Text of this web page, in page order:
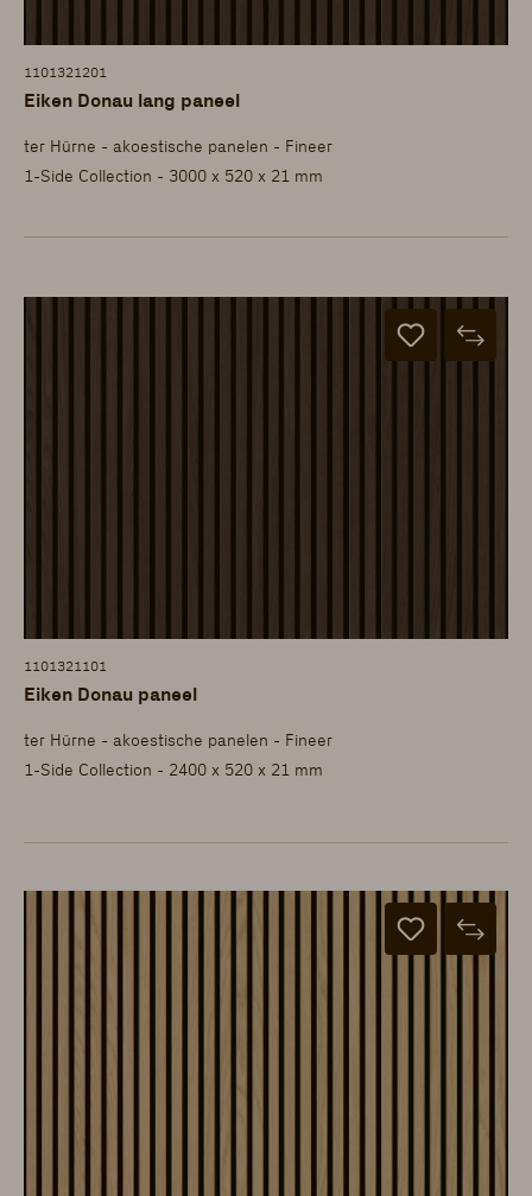
1101321201
Eiken Donau lang paneel
ter Hürne - akoestische panelen - Fineer
1-Side Collection - 3000 x 520 x 21 mm
1101321101
Eiken Donau paneel
ter Hürne - akoestische panelen - Fineer
1-Side Collection - 2400 x 520 x 21 mm